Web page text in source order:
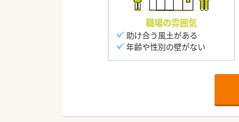
職場の雰囲気
助け合う風土がある
年齢や性別の壁がない